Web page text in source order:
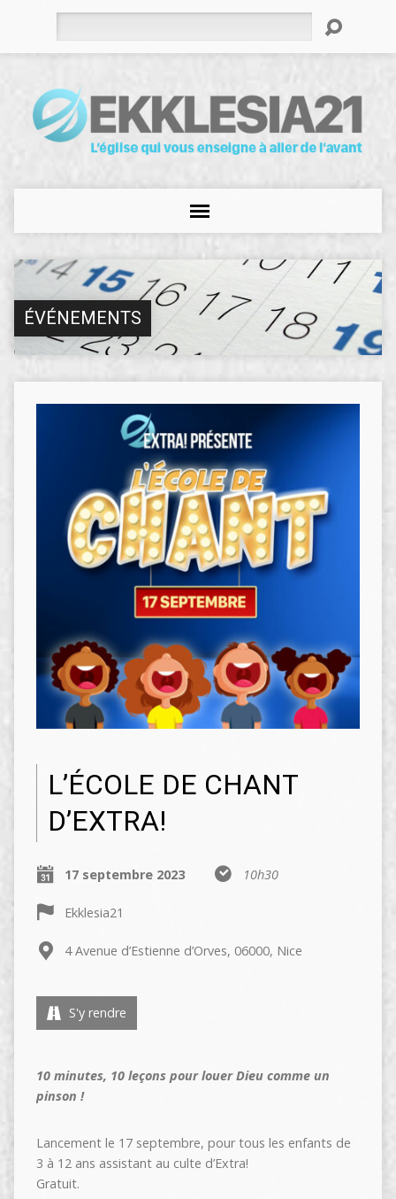
ÉVÉNEMENTS
L’ÉCOLE DE CHANT
D’EXTRA!
17 septembre 2023 10h30
Ekklesia21
4 Avenue d’Estienne d’Orves, 06000, Nice
S'y rendre
10 minutes, 10 leçons pour louer Dieu comme un
pinson !
Lancement le 17 septembre, pour tous les enfants de
3 à 12 ans assistant au culte d’Extra!
Gratuit.